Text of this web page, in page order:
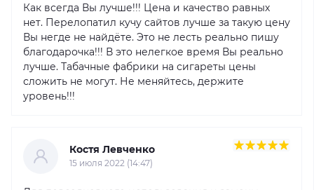
Как всегда Вы лучше!!! Цена и качество равных
нет. Перелопатил кучу сайтов лучше за такую цену
Вы негде не найдёте. Это не лесть реально пишу
благодарочка!!! В это нелегкое время Вы реально
лучше. Табачные фабрики на сигареты цены
сложить не могут. Не меняйтесь, держите
уровень!!!
Костя Левченко
15 июля 2022 (14:47)